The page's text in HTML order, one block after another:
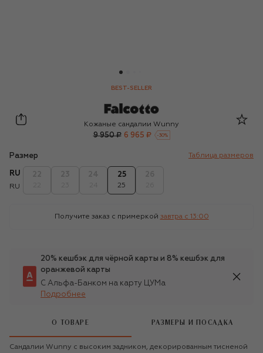
BEST-SELLER
Falcotto
Кожаные сандалии Wunny
9 950 ₽ 6 965 ₽ -30%
Размер Таблица размеров
RU
RU
25
25
Получите заказ с примеркой завтра c 13:00
20% кешбэк для чёрной карты и 8% кешбэк для
оранжевой карты
С Альфа-Банком на карту ЦУМа
Подробнее
О ТОВАРЕ РАЗМЕРЫ И ПОСАДКА
Сандалии Wunny с высоким задником, декорированным тисненой